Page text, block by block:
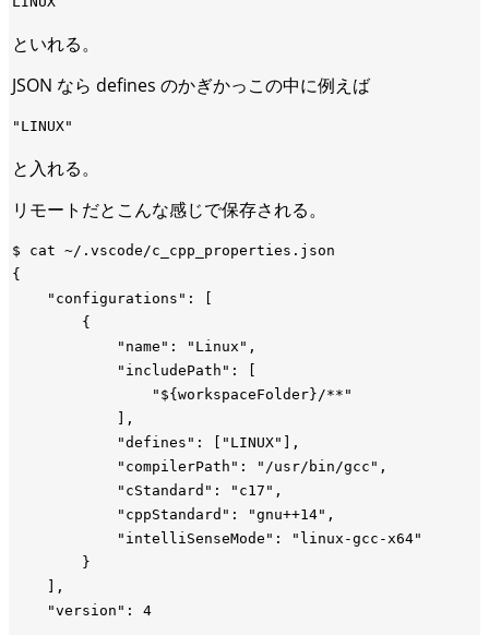
といれる。
JSON なら defines のかぎかっこの中に例えば
と入れる。
リモートだとこんな感じで保存される。
$ cat ~/.vscode/c_cpp_properties.json
{
    "configurations": [
        {
            "name": "Linux",
            "includePath": [
                "${workspaceFolder}/**"
            ],
            "defines": ["LINUX"],
            "compilerPath": "/usr/bin/gcc",
            "cStandard": "c17",
            "cppStandard": "gnu++14",
            "intelliSenseMode": "linux-gcc-x64"
        }
    ],